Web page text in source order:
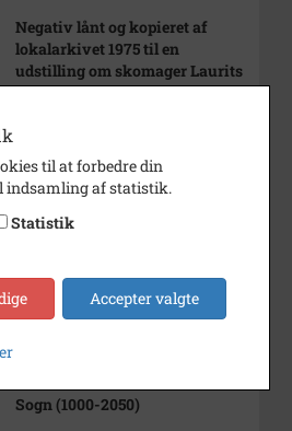
Negativ lånt og kopieret af
lokalarkivet 1975 til en
udstilling om skomager Laurits
Jensen som fotograf.
1902 - 1904
Konfirmeret 04.10.1903
22½ x 17 cm
Sogn (1000-2050)
til at forbedre din
indsamling af statistik.
Statistik
Accepter valgte